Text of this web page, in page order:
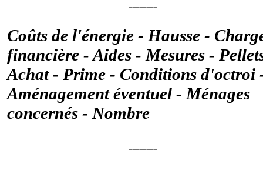
Coûts de l'énergie - Hausse -
financière - Aides - Mesures -
Achat - Prime - Conditions d'octroi
Aménagement éventuel - Ménages
concernés - Nombre